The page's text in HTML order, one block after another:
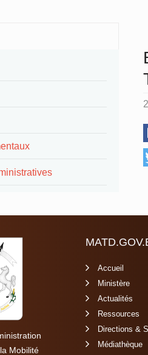
Mobilité
Accueil
Ministère
Actualités
Ressources
Directions &
Médiathèque